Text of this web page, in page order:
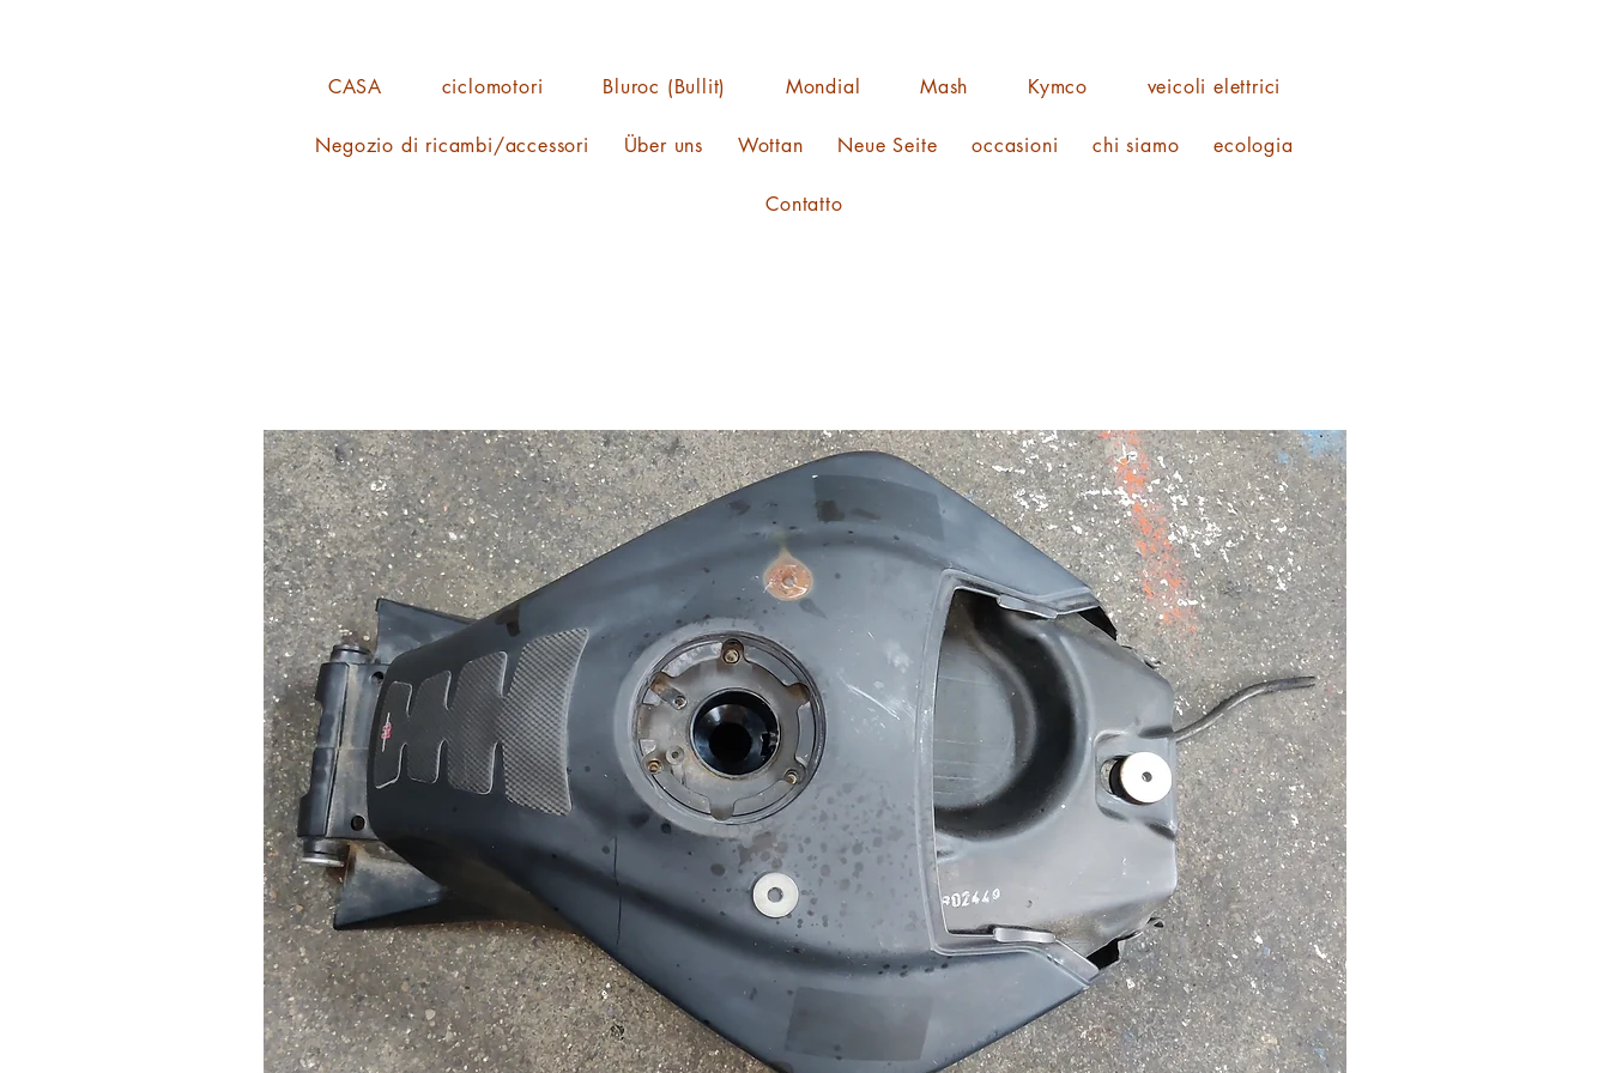
CASA ciclomotori Bluroc (Bullit) Mondial Mash Kymco veicoli elettrici
Negozio di ricambi/accessori Über uns Wottan Neue Seite occasioni chi siamo ecologia
Contatto